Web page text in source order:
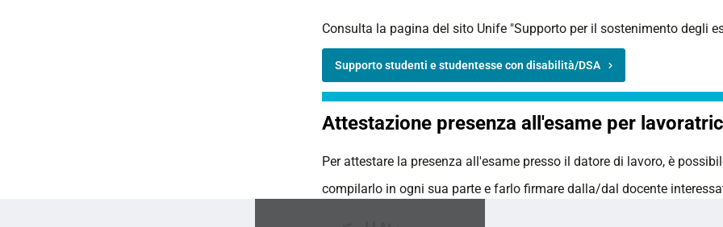
Consulta la pagina del sito Unife "Supporto per il sostenimento degli
Supporto studenti e studentesse con disabilità/DSA
Attestazione presenza all'esame per
Per attestare la presenza all'esame presso il datore di lavoro, è
compilarlo in ogni sua parte e farlo firmare dalla/dal docente